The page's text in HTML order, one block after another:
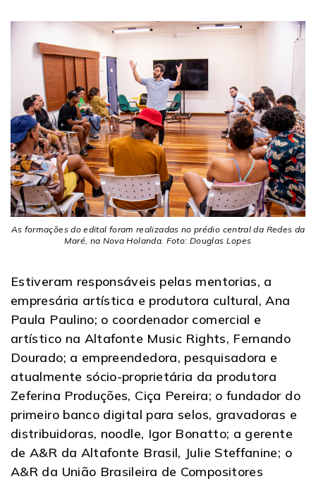
As formações do edital foram realizadas no prédio central da Redes da
Maré, na Nova Holanda. Foto: Douglas Lopes
Estiveram responsáveis pelas mentorias, a
empresária artística e produtora cultural, Ana
Paula Paulino; o coordenador comercial e
artístico na Altafonte Music Rights, Fernando
Dourado; a empreendedora, pesquisadora e
atualmente sócio-proprietária da produtora
Zeferina Produções, Ciça Pereira; o fundador do
primeiro banco digital para selos, gravadoras e
distribuidoras, noodle, Igor Bonatto; a gerente
de A&R da Altafonte Brasil, Julie Steffanine; o
A&R da União Brasileira de Compositores